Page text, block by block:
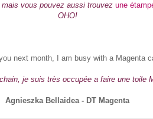
vous pouvez aussi trouvez une
OHO!
next month, I am busy with a Magenta
je suis très occupée a faire une toile
Agnieszka Bellaidea - DT Magenta